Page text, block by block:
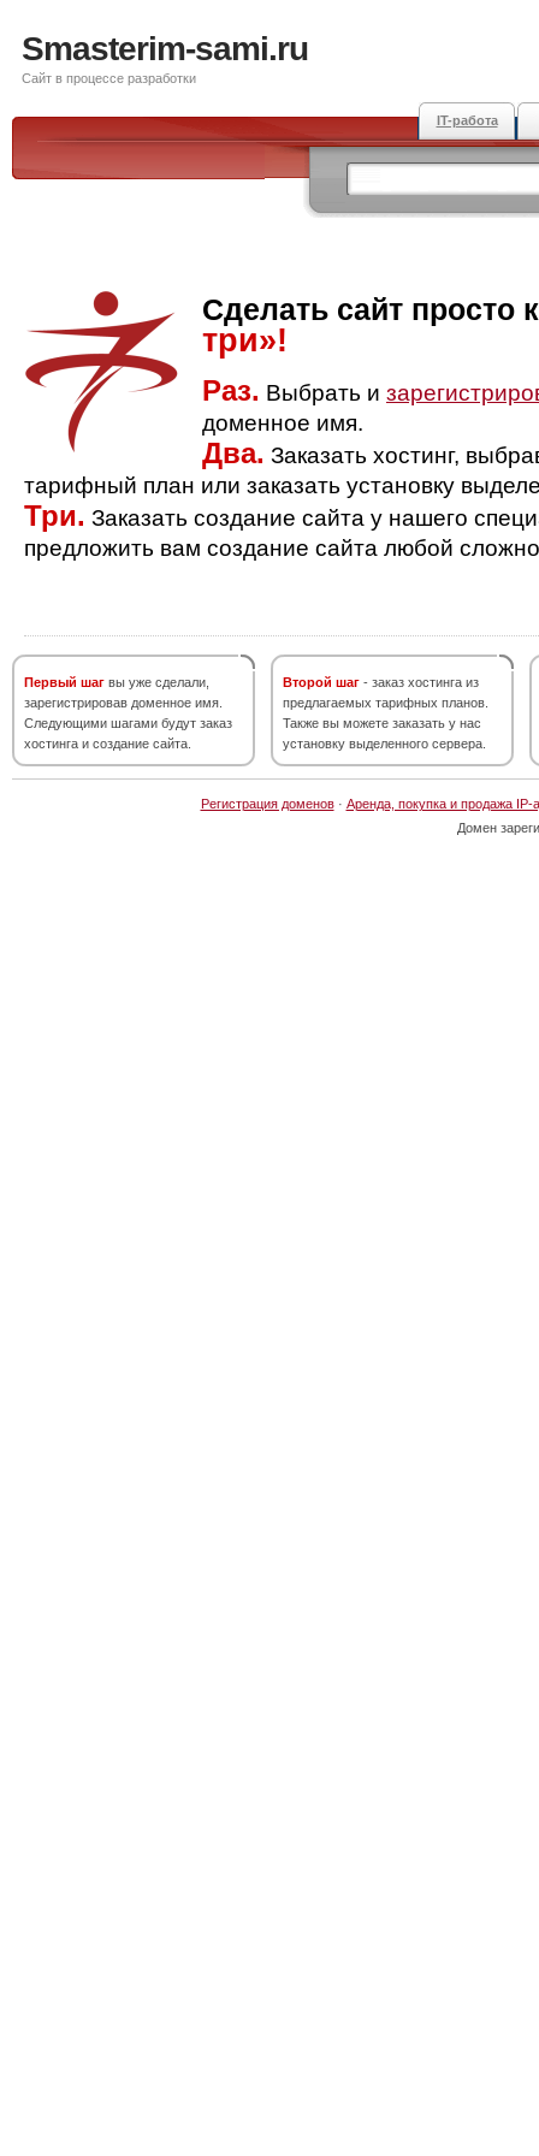
Smasterim-sami.ru
Сайт в процессе разработки
IT-работа
Сделать сайт просто
три»!
Раз. Выбрать и
доменное имя.
Два. Заказать хостинг,
тарифный план или заказать установку
Три. Заказать создание сайта у нашего
предложить вам создание сайта любой
Первый шаг вы уже сделали,
зарегистрировав доменное имя.
Следующими шагами будут заказ
хостинга и создание сайта.
Второй шаг - заказ хостинга из
предлагаемых тарифных планов.
Также вы можете заказать у нас
установку выделенного сервера.
Регистрация доменов· Аренда, покупка и продажа IP-
Домен